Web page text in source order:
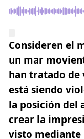
Consideren el
un mar
han tratado de
está siendo
la posición del
crear la
visto mediante